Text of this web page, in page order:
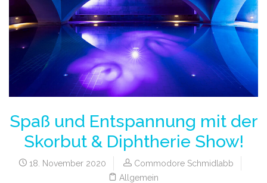
Spaß und Entspannung mit der
Skorbut & Diphtherie Show!
18. November 2020
Commodore Schmidlabb
Allgemein